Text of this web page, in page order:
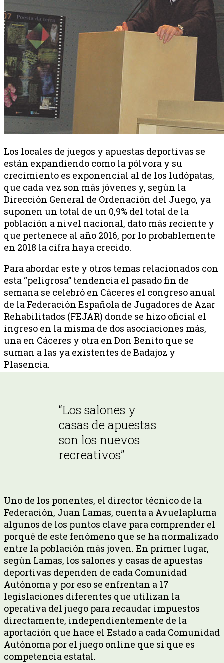
Los locales de juegos y apuestas deportivas se
están expandiendo como la pólvora y su
crecimiento es exponencial al de los ludópatas,
que cada vez son más jóvenes y, según la
Dirección General de Ordenación del Juego, ya
suponen un total de un 0,9% del total de la
población a nivel nacional, dato más reciente y
que pertenece al año 2016, por lo probablemente
en 2018 la cifra haya crecido.
Para abordar este y otros temas relacionados con
esta “peligrosa” tendencia el pasado fin de
semana se celebró en Cáceres el congreso anual
de la Federación Española de Jugadores de Azar
Rehabilitados (FEJAR) donde se hizo oficial el
ingreso en la misma de dos asociaciones más,
una en Cáceres y otra en Don Benito que se
suman a las ya existentes de Badajoz y
Plasencia.
“Los salones y
casas de apuestas
son los nuevos
recreativos”
Uno de los ponentes, el director técnico de la
Federación, Juan Lamas, cuenta a Avuelapluma
algunos de los puntos clave para comprender el
porqué de este fenómeno que se ha normalizado
entre la población más joven. En primer lugar,
según Lamas, los salones y casas de apuestas
deportivas dependen de cada Comunidad
Autónoma y por eso se enfrentan a 17
legislaciones diferentes que utilizan la
operativa del juego para recaudar impuestos
directamente, independientemente de la
aportación que hace el Estado a cada Comunidad
Autónoma por el juego online que sí que es
competencia estatal.